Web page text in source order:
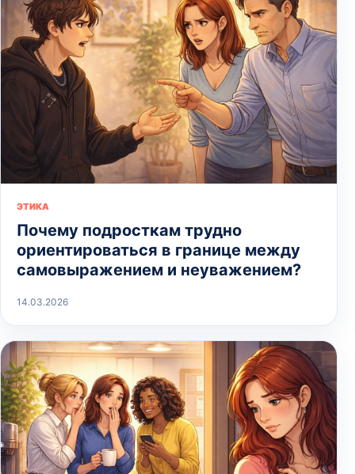
ЭТИКА
Почему подросткам трудно
ориентироваться в границе между
самовыражением и неуважением?
14.03.2026